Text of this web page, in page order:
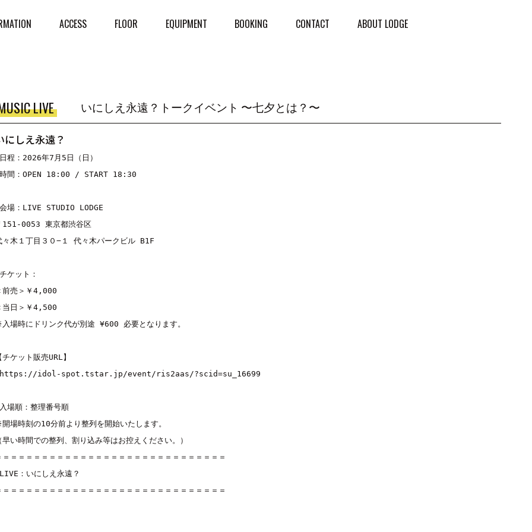
ACCESS FLOOR EQUIPMENT BOOKING CONTACT ABOUT LODGE
LIVE いにしえ永遠？トークイベント 〜七夕とは？〜
にしえ永遠？
程：2026年7月5日（日）
間：OPEN 18:00 / START 18:30
場：LIVE STUDIO LODGE
151-0053 東京都渋谷区
々木１丁目３０−１ 代々木パークビル B1F
ケット：
前売＞￥4,000
当日＞￥4,500
場時にドリンク代が別途 ¥600 必要となります。
チケット販売URL】
https://idol-spot.tstar.jp/event/ris2aas/?scid=su_16699
場順：整理番号順
場時刻の10分前より整列を開始いたします。
早い時間での整列、割り込み等はお控えください。）
＝＝＝＝＝＝＝＝＝＝＝＝＝＝＝＝＝＝＝＝＝＝＝＝＝＝＝＝＝
： いにしえ永遠？
＝＝＝＝＝＝＝＝＝＝＝＝＝＝＝＝＝＝＝＝＝＝＝＝＝＝＝＝＝